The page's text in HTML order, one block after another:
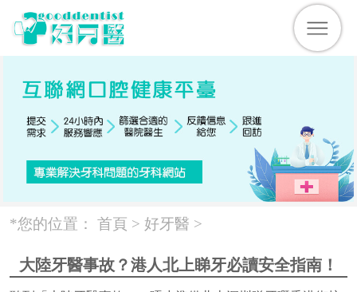
*您的位置： 首頁 > 好牙醫 >
大陸牙醫事故？港人北上睇牙必讀安全指南！